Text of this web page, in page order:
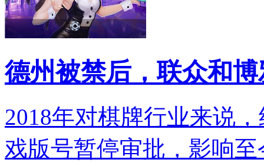
德州被禁后，联众和
2018年对棋牌行业来说
戏版号暂停审批，影响